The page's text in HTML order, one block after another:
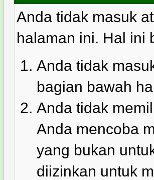
Anda tidak masuk
halaman ini. Hal ini
Anda tidak
bagian bawah
Anda tidak
Anda mencoba
yang bukan
diizinkan untuk